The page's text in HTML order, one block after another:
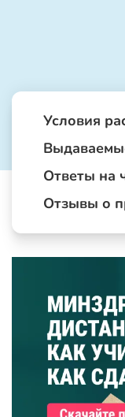
Условия
Ответы на
Отзывы о